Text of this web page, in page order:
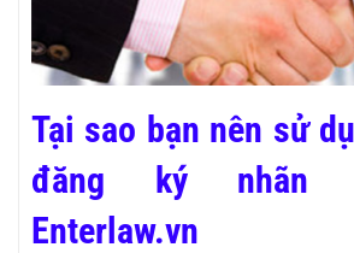
Tại sao bạn nên sử
đăng ký nhãn
Enterlaw.vn